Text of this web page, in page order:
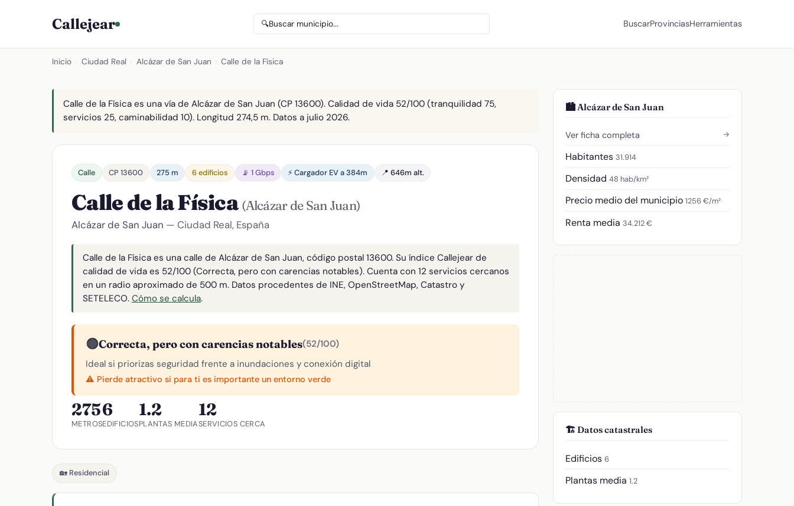
Callejear 🔍Buscar municipio... BuscarProvinciasHerramientas
Inicio Ciudad Real Alcázar de San Juan Calle de la Física
Calle de la Física es una vía de Alcázar de San Juan (CP 13600). Calidad de vida 52/100 (tranquilidad 75,
servicios 25, caminabilidad 10). Longitud 274,5 m. Datos a julio 2026.
Calle CP 13600 275 m 6 edificios 📡 1 Gbps ⚡ Cargador EV a 384m 📍 646m alt.
Calle de la Física (Alcázar de San Juan)
Alcázar de San Juan — Ciudad Real, España
Calle de la Física es una calle de Alcázar de San Juan, código postal 13600. Su índice Callejear de
calidad de vida es 52/100 (Correcta, pero con carencias notables). Cuenta con 12 servicios cercanos
en un radio aproximado de 500 m. Datos procedentes de INE, OpenStreetMap, Catastro y
SETELECO. Cómo se calcula.
🟠Correcta, pero con carencias notables(52/100)
Ideal si priorizas seguridad frente a inundaciones y conexión digital
⚠️ Pierde atractivo si para ti es importante un entorno verde
275
METROS
6
EDIFICIOS
1.2
PLANTAS MEDIA
12
SERVICIOS CERCA
🏡 Residencial
🏙️ Alcázar de San Juan
Ver ficha completa →
Habitantes 31.914
Densidad 48 hab/km²
Precio medio del municipio 1256 €/m²
Renta media 34.212 €
🏗️ Datos catastrales
Edificios 6
Plantas media 1.2